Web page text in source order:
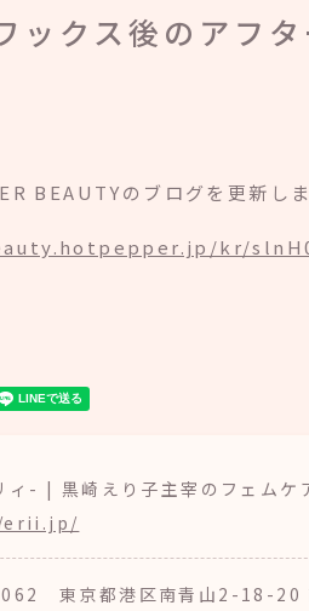
ックス後のアフ
BEAUTYのブログを更新しま
kr/
- | 黒崎えり子主宰のフェムケ
東京都港区南青山2-18-20